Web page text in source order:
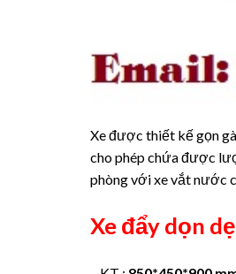
Xe được thiết kế gọn
cho phép chứa được
phòng với xe vắt nước
Xe đẩy dọn